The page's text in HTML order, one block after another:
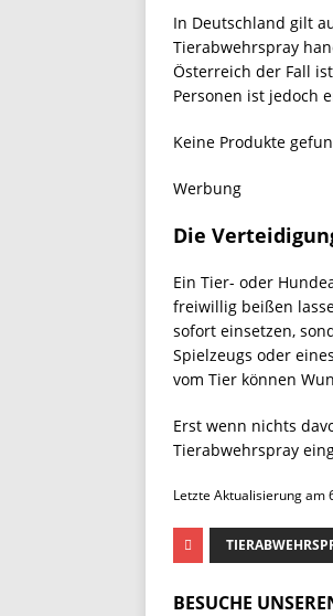
In Deutschland gilt
Tierabwehrspray
Österreich der Fall
Personen ist jedoch
Keine Produkte
Werbung
Die
Ein Tier- oder
freiwillig beißen
sofort einsetzen,
Spielzeugs oder
vom Tier können
Erst wenn nichts
Tierabwehrspray
Letzte Aktualisierung am
BESUCHE